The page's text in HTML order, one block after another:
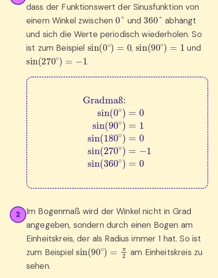
dass der Funktionswert der Sinusfunktion von
einem Winkel zwischen0° und 360° abhängt
und sich die Werte periodisch wiederholen. So
ist zum Beispiel
sin (0∘ 0, sin (90∘ 1 und
sin (270∘ = .
ß
sin(0∘)=0sin )
2
Im Bogenmaß wird der Winkel nicht in Grad
angegeben, sondern durch einen Bogen am
Einheitskreis, der als Radius immer 1 hat. So ist
zum Beispiel
sin (90∘ π2 am Einheitskreis zu
sehen.